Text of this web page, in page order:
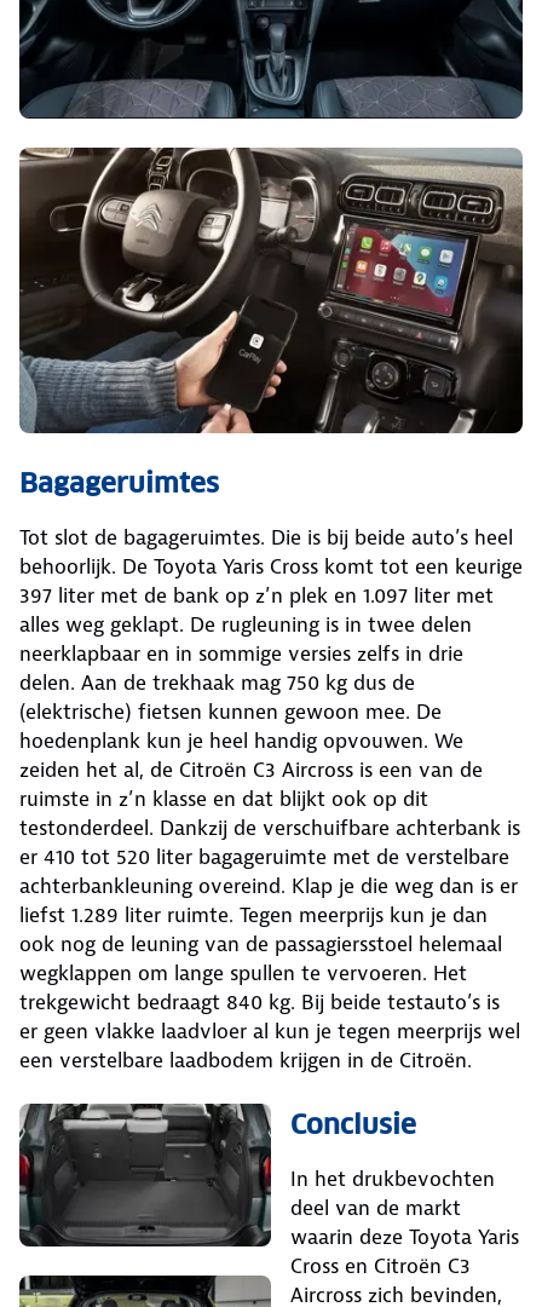
Bagageruimtes
Tot slot de bagageruimtes. Die is bij beide auto’s heel
behoorlijk. De Toyota Yaris Cross komt tot een keurige
397 liter met de bank op z’n plek en 1.097 liter met
alles weg geklapt. De rugleuning is in twee delen
neerklapbaar en in sommige versies zelfs in drie
delen. Aan de trekhaak mag 750 kg dus de
(elektrische) fietsen kunnen gewoon mee. De
hoedenplank kun je heel handig opvouwen. We
zeiden het al, de Citroën C3 Aircross is een van de
ruimste in z’n klasse en dat blijkt ook op dit
testonderdeel. Dankzij de verschuifbare achterbank is
er 410 tot 520 liter bagageruimte met de verstelbare
achterbankleuning overeind. Klap je die weg dan is er
liefst 1.289 liter ruimte. Tegen meerprijs kun je dan
ook nog de leuning van de passagiersstoel helemaal
wegklappen om lange spullen te vervoeren. Het
trekgewicht bedraagt 840 kg. Bij beide testauto’s is
er geen vlakke laadvloer al kun je tegen meerprijs wel
een verstelbare laadbodem krijgen in de Citroën.
Conclusie
In het drukbevochten
deel van de markt
waarin deze Toyota Yaris
Cross en Citroën C3
Aircross zich bevinden,